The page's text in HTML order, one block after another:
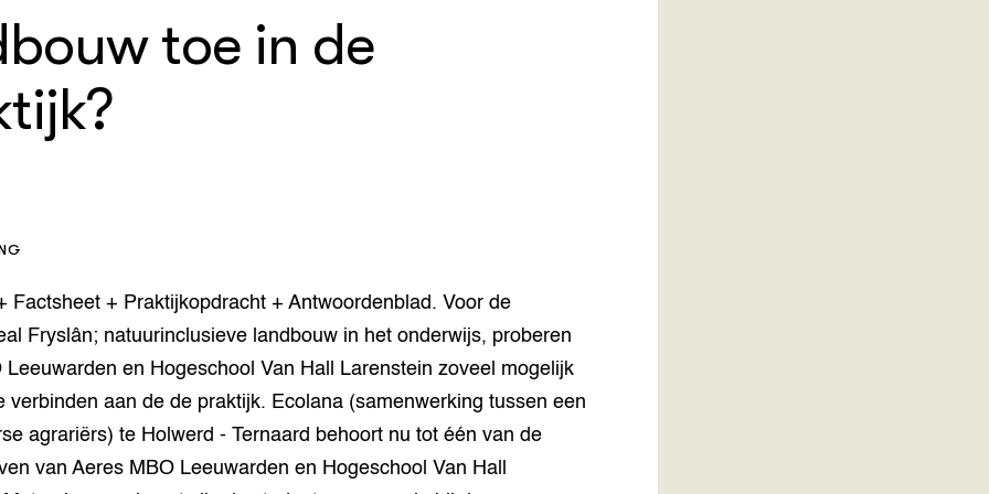
en biodiversiteit
en technologie
4 - Gewas
5 - Dier
6 - Landschap
9 -
toe in de
Factsheet + Praktijkopdracht + Antwoordenblad. Voor de
Fryslân; natuurinclusieve landbouw in het onderwijs, proberen
Leeuwarden en Hogeschool Van Hall Larenstein zoveel mogelijk
verbinden aan de de praktijk. Ecolana (samenwerking tussen een
agrariërs) te Holwerd - Ternaard behoort nu tot één van de
van Aeres MBO Leeuwarden en Hogeschool Van Hall